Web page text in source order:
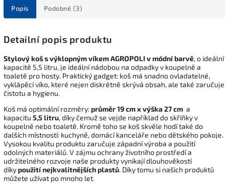
Popis Podobné (3)
Detailní popis produktu
Stylový koš s výklopným víkem AGROPOLI v módní barvě, o ideální
kapacitě 5,5 litru, je ideální nádobou na odpadky v koupelně a
toaletě pro hosty. Praktický gadget: koš má snadno ovladatelné,
vyklápěcí víko, které nejen diskrétně skrývá obsah, ale také zaručuje
čistotu a hygienu.
Koš má optimální rozměry:průměr 19 cm x výška 27 cm a
kapacitu 5,5 litru, díky čemuž se vejde například do skříňky v
koupelně nebo toaletě. Kromě toho se koš skvěle hodí také do
dalších místností: kuchyně, domácí kanceláře nebo dětského pokoje.
Vysokou kvalitu produktu zaručuje západní výroba a použití
odolných materiálů. V zájmu ochrany životního prostředí a
udržitelného rozvoje naše produkty vynikají dlouhověkostí
díkypoužití nejkvalitnějších plastů. Díky tomu si našich produktů
můžete užívat po mnoho let.